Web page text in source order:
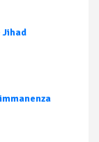
Jihad